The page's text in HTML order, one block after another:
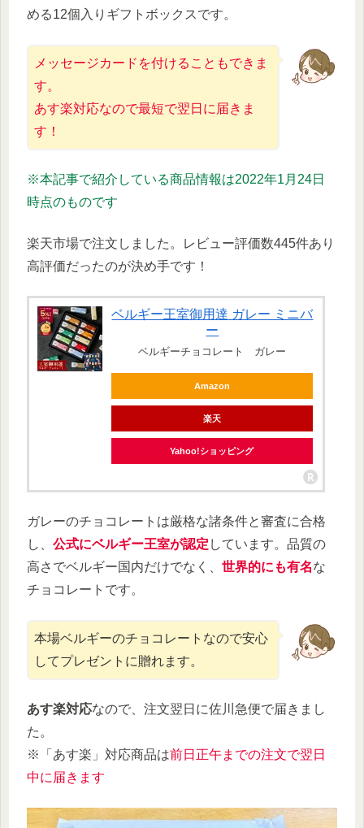
める12個入りギフトボックスです。
メッセージカードを付けることもできま
す。
あす楽対応なので最短で翌日に届きま
す！
※本記事で紹介している商品情報は2022年1月24日
時点のものです
楽天市場で注文しました。レビュー評価数445件あり
高評価だったのが決め手です！
ベルギー王室御用達 ガレー ミニバ
ー
ベルギーチョコレート ガレー
Amazon
楽天
Yahoo!ショッピング
ガレーのチョコレートは厳格な諸条件と審査に合格
し、 公式にベルギー王室が認定 しています。品質の
高さでベルギー国内だけでなく、 世界的にも有名な
チョコレートです。
本場ベルギーのチョコレートなので安心
してプレゼントに贈れます。
あす楽対応なので、注文翌日に佐川急便で届きまし
た。
※「あす楽」対応商品は前日正午までの注文で翌日
中に届きます